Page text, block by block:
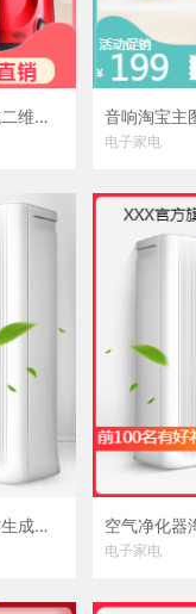
榨汁机淘宝主图在线制作生成二维码模板图片
电子家电
空气净化器淘宝主图在线制作生成二维码模板图片
电子家电